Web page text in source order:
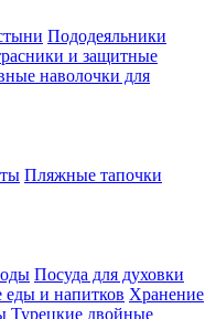
Пододеяльники
и защитные
наволочки для
Пляжные тапочки
Посуда для духовки
еды и напитков Хранение
Турецкие двойные